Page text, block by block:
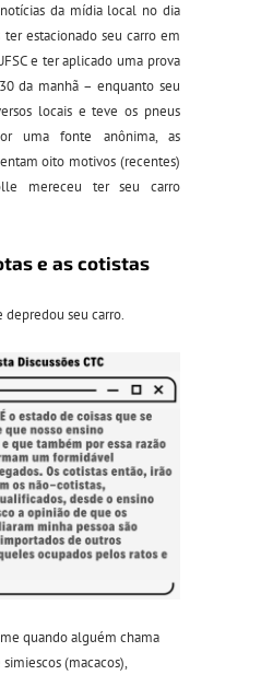
da mídia local no dia
ter estacionado seu carro em
e ter aplicado uma prova
da manhã – enquanto seu
locais e teve os pneus
uma fonte anônima, as
oito motivos (recentes)
mereceu ter seu carro
e as cotistas
seu carro.
quando alguém chama
simiescos (macacos),